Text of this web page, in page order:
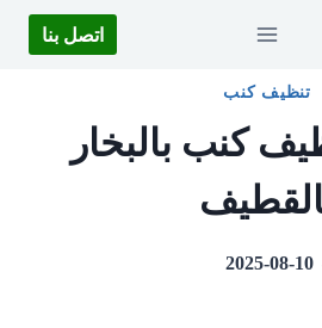
اتصل بنا
تنظيف كنب
كنب بالبخار
2025-08-10